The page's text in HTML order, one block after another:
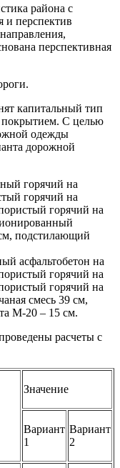
района с
и перспектив
перспективная
капитальный тип
покрытием. С целью
одежды
дорожной
горячий на
горячий на
горячий на
подстилающий
асфальтобетон на
горячий на
горячий на
смесь 39 см,
М-20 – 15 см.
расчеты с
Значение
Вариант
1
Вариант
2